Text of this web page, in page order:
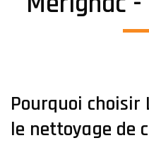
Pourquoi choisir
le nettoyage de